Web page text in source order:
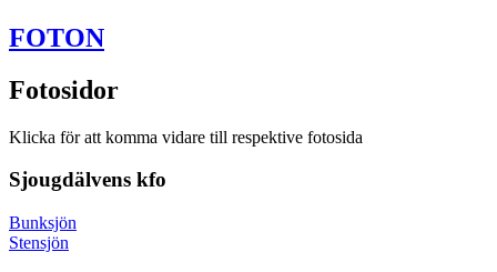
FOTON
Fotosidor
Klicka för att komma vidare till respektive fotosida
Sjougdälvens kfo
Bunksjön
Stensjön